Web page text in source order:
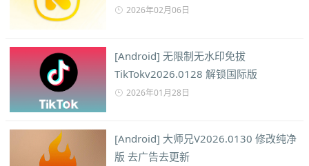
2026年02月06日
[Android] 无限制无水印免拔
TikTokv2026.0128 解锁国际版
2026年01月28日
[Android] 大师兄V2026.0130 修改纯净
版 去广告去更新